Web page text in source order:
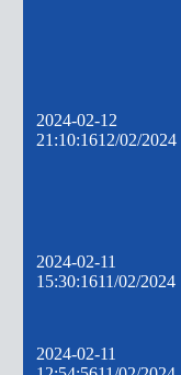
2024-02-12
21:10:1612/02/2024
2024-02-11
15:30:1611/02/2024
2024-02-11